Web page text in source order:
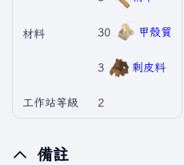
材料 30 甲殼質
3 剩皮料
工作站等級 2
備註